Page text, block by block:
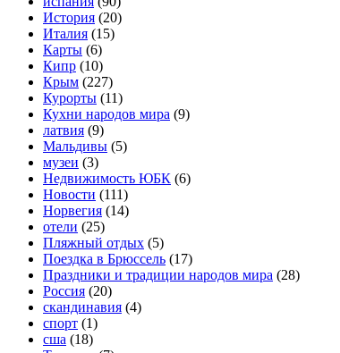
История (20)
Италия (15)
Карты (6)
Кипр (10)
Крым (227)
Курорты (11)
Кухни народов мира (9)
латвия (9)
Мальдивы (5)
музеи (3)
Недвижимость ЮБК (6)
Новости (111)
Норвегия (14)
отели (25)
Пляжный отдых (5)
Поездка в Брюссель (17)
Праздники и традиции народов мира (28)
Россия (20)
скандинавия (4)
спорт (1)
сша (18)